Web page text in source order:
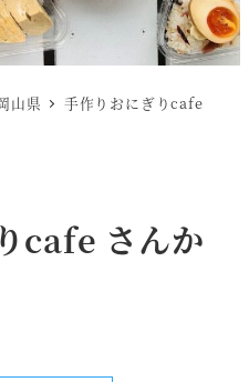
山県
手作りおにぎりcafe
cafe さんか